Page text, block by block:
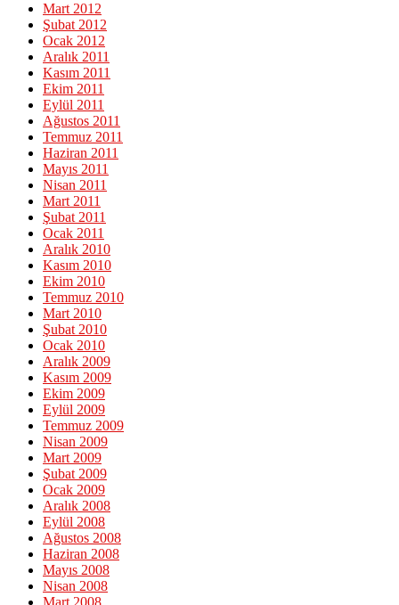
Mart 2012
Şubat 2012
Ocak 2012
Aralık 2011
Kasım 2011
Ekim 2011
Eylül 2011
Ağustos 2011
Temmuz 2011
Haziran 2011
Mayıs 2011
Nisan 2011
Mart 2011
Şubat 2011
Ocak 2011
Aralık 2010
Kasım 2010
Ekim 2010
Temmuz 2010
Mart 2010
Şubat 2010
Ocak 2010
Aralık 2009
Kasım 2009
Ekim 2009
Eylül 2009
Temmuz 2009
Nisan 2009
Mart 2009
Şubat 2009
Ocak 2009
Aralık 2008
Eylül 2008
Ağustos 2008
Haziran 2008
Mayıs 2008
Nisan 2008